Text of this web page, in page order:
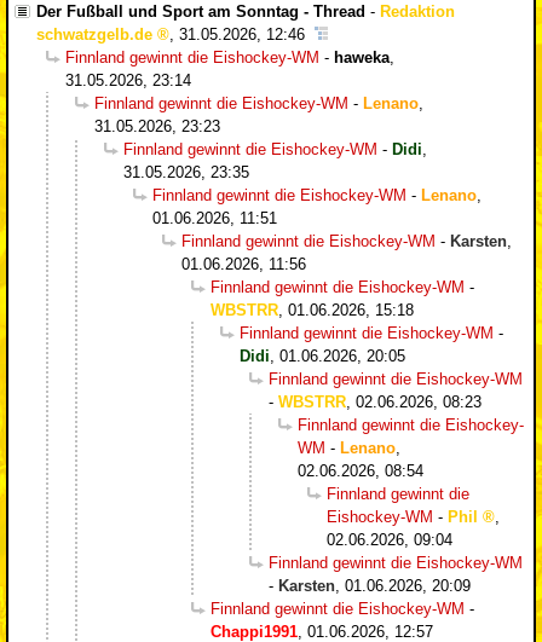
Der Fußball und Sport am Sonntag - Thread - Redaktion
schwatzgelb.de
31.05.2026, 12:46
Finnland gewinnt die Eishockey-WM - haweka
31.05.2026, 23:14
Finnland gewinnt die Eishockey-WM - Lenano
31.05.2026, 23:23
Finnland gewinnt die Eishockey-WM - Didi
31.05.2026, 23:35
Finnland gewinnt die Eishockey-WM - Lenano
01.06.2026, 11:51
Finnland gewinnt die Eishockey-WM - Karsten
01.06.2026, 11:56
Finnland gewinnt die Eishockey-WM -
WBSTRR 01.06.2026, 15:18
Finnland gewinnt die Eishockey-WM -
Didi 01.06.2026, 20:05
Finnland gewinnt die Eishockey-WM
- WBSTRR 02.06.2026, 08:23
Finnland gewinnt die Eishockey-
WM - Lenano
02.06.2026, 08:54
Finnland gewinnt die
Eishockey-WM - Phil
02.06.2026, 09:04
Finnland gewinnt die Eishockey-WM
- Karsten 01.06.2026, 20:09
Finnland gewinnt die Eishockey-WM -
Chappi1991 01.06.2026, 12:57